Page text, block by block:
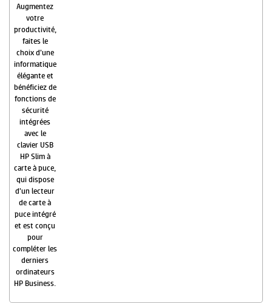
Augmentez
votre
productivité,
faites le
choix d’une
informatique
élégante et
bénéficiez de
fonctions de
sécurité
intégrées
avec le
clavier USB
HP Slim à
carte à puce,
qui dispose
d’un lecteur
de carte à
puce intégré
et est conçu
pour
compléter les
derniers
ordinateurs
HP Business.